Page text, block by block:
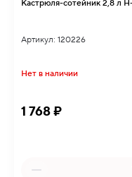
Кастрюля-сотейник 2,8 л
Артикул: 120226
Нет в наличии
1 768 ₽